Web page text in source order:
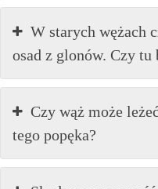
W starych wężach
osad z glonów. Czy tu
Czy wąż może
tego popęka?